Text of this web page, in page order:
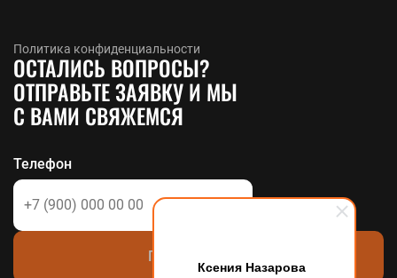
Ксения Назарова
Политика конфиденциальности
ОСТАЛИСЬ ВОПРОСЫ?
ОТПРАВЬТЕ ЗАЯВКУ И МЫ
С ВАМИ СВЯЖЕМСЯ
Телефон
Позвоните мне